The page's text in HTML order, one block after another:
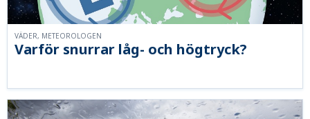
Varför snurrar låg- och högtryck?
VÄDER, METEOROLOGEN